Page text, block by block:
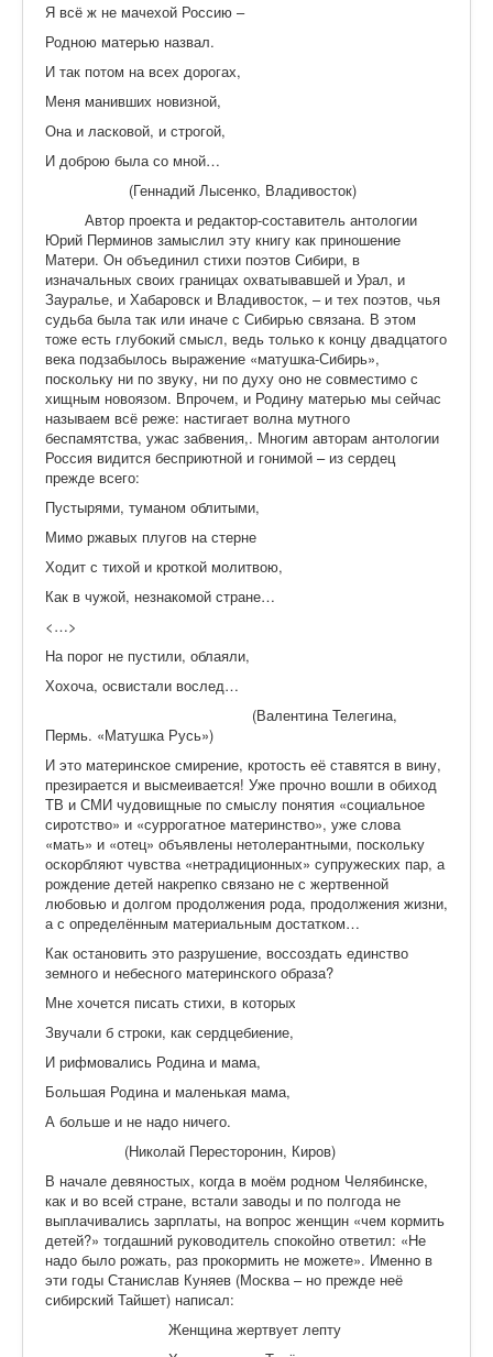
Я всё ж не мачехой Россию –
Родною матерью назвал.
И так потом на всех дорогах,
Меня манивших новизной,
Она и ласковой, и строгой,
И доброю была со мной…
(Геннадий Лысенко, Владивосток)
Автор проекта и редактор-составитель антологии
Юрий Перминов замыслил эту книгу как приношение
Матери. Он объединил стихи поэтов Сибири, в
изначальных своих границах охватывавшей и Урал, и
Зауралье, и Хабаровск и Владивосток, – и тех поэтов, чья
судьба была так или иначе с Сибирью связана. В этом
тоже есть глубокий смысл, ведь только к концу двадцатого
века подзабылось выражение «матушка-Сибирь»,
поскольку ни по звуку, ни по духу оно не совместимо с
хищным новоязом. Впрочем, и Родину матерью мы сейчас
называем всё реже: настигает волна мутного
беспамятства, ужас забвения,. Многим авторам антологии
Россия видится бесприютной и гонимой – из сердец
прежде всего:
Пустырями, туманом облитыми,
Мимо ржавых плугов на стерне
Ходит с тихой и кроткой молитвою,
Как в чужой, незнакомой стране…
<…>
На порог не пустили, облаяли,
Хохоча, освистали вослед…
(Валентина Телегина,
Пермь. «Матушка Русь»)
И это материнское смирение, кротость её ставятся в вину,
презирается и высмеивается! Уже прочно вошли в обиход
ТВ и СМИ чудовищные по смыслу понятия «социальное
сиротство» и «суррогатное материнство», уже слова
«мать» и «отец» объявлены нетолерантными, поскольку
оскорбляют чувства «нетрадиционных» супружеских пар, а
рождение детей накрепко связано не с жертвенной
любовью и долгом продолжения рода, продолжения жизни,
а с определённым материальным достатком…
Как остановить это разрушение, воссоздать единство
земного и небесного материнского образа?
Мне хочется писать стихи, в которых
Звучали б строки, как сердцебиение,
И рифмовались Родина и мама,
Большая Родина и маленькая мама,
А больше и не надо ничего.
(Николай Пересторонин, Киров)
В начале девяностых, когда в моём родном Челябинске,
как и во всей стране, встали заводы и по полгода не
выплачивались зарплаты, на вопрос женщин «чем кормить
детей?» тогдашний руководитель спокойно ответил: «Не
надо было рожать, раз прокормить не можете». Именно в
эти годы Станислав Куняев (Москва – но прежде неё
сибирский Тайшет) написал:
Женщина жертвует лепту